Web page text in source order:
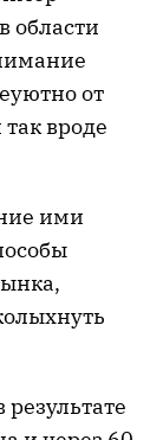
области
от
вроде
ими